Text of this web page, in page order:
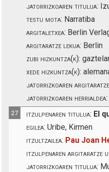
jatorrizkoaren titulua:
testu mota: Narratiba
argitaletxea: Berlin
argitaratze lekua: Berlin
zubi hizkuntza(k):
xede hizkuntza(k):
jatorrizkoaren
jatorrizkoaren herrialdea:
27 itzulpenaren titulua: El
egilea: Uribe, Kirmen
itzultzailea: Pau Joan
itzulpenaren argitaratze
jatorrizkoaren titulua: